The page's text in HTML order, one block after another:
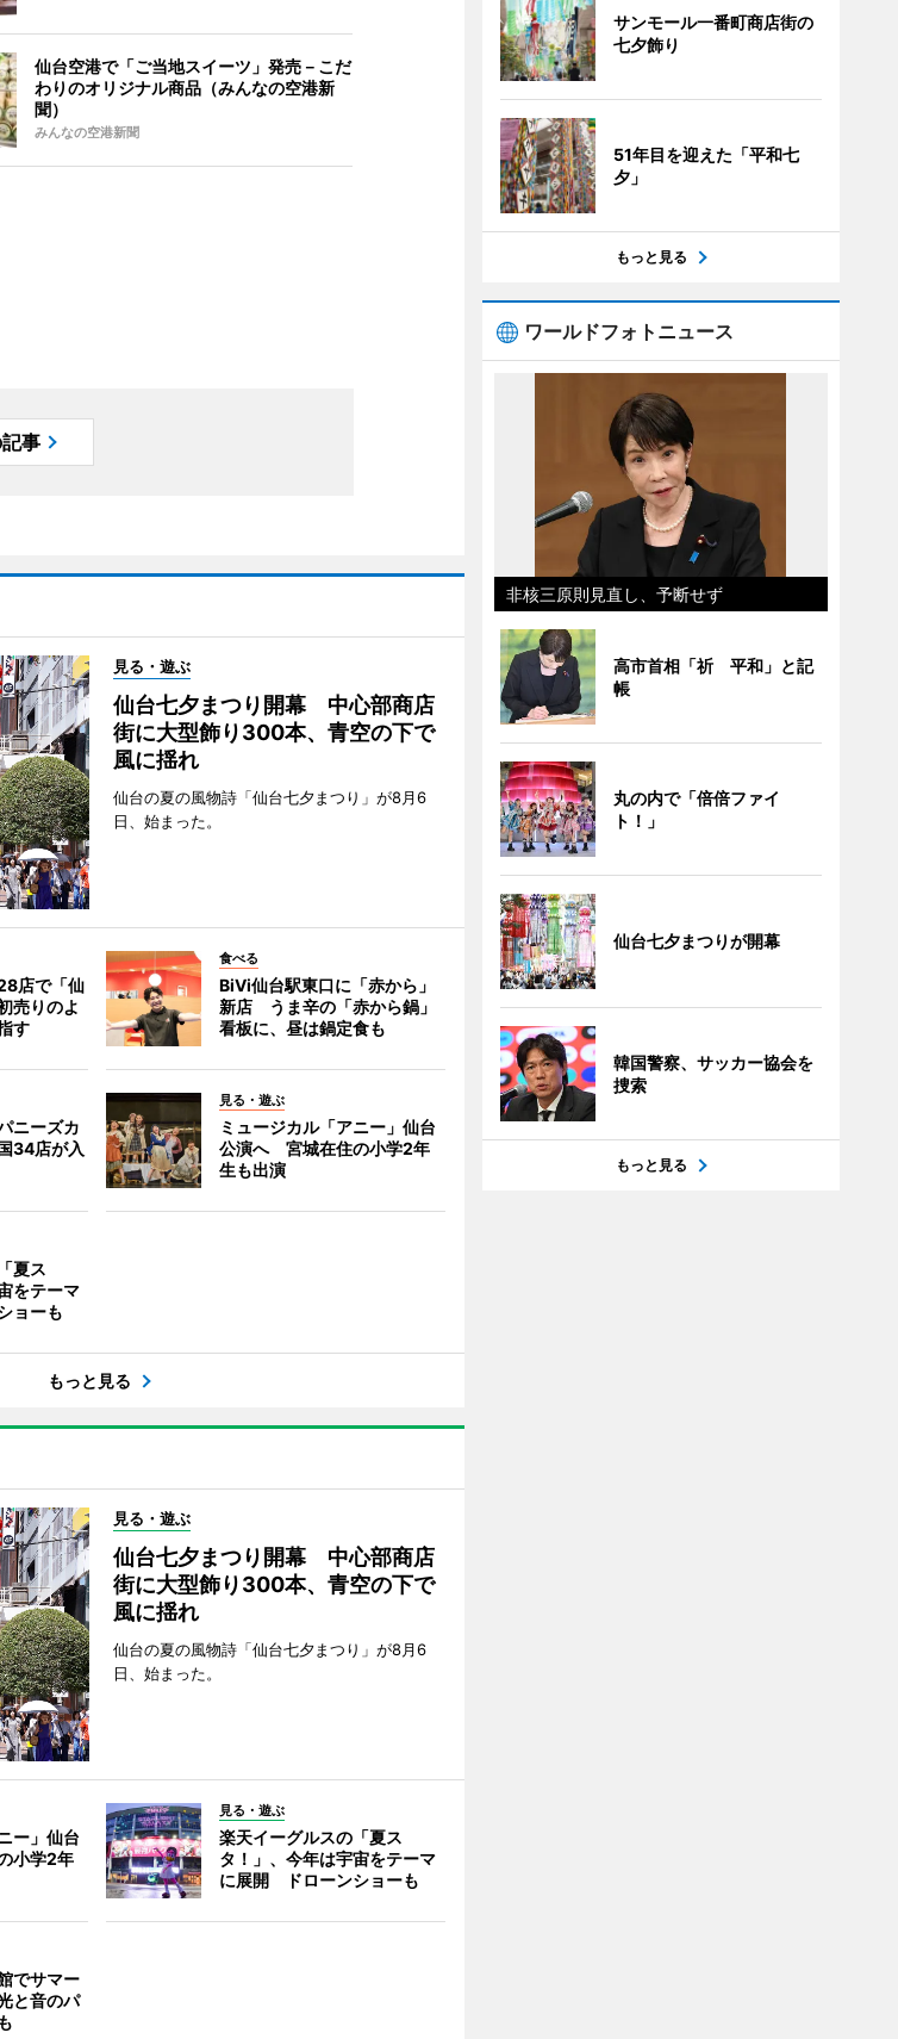
仙台空港で「ご当地スイーツ」発売－こだ
わりのオリジナル商品（みんなの空港新
聞）
みんなの空港新聞
事
見る・遊ぶ
仙台七夕まつり開幕 中心部商店
街に大型飾り300本、青空の下で
風に揺れ
仙台の夏の風物詩「仙台七夕まつり」が8月6
日、始まった。
店で「仙
売りのよ
す
食べる
BiVi仙台駅東口に「赤から」
新店 うま辛の「赤から鍋」
看板に、昼は鍋定食も
ニーズカ
34店が入
見る・遊ぶ
ミュージカル「アニー」仙台
公演へ 宮城在住の小学2年
生も出演
夏ス
をテーマ
ョーも
もっと見る
見る・遊ぶ
仙台七夕まつり開幕 中心部商店
街に大型飾り300本、青空の下で
風に揺れ
仙台の夏の風物詩「仙台七夕まつり」が8月6
日、始まった。
ー」仙台
小学2年
見る・遊ぶ
楽天イーグルスの「夏ス
タ！」、今年は宇宙をテーマ
に展開 ドローンショーも
でサマー
と音のパ
サンモール一番町商店街の
七夕飾り
51年目を迎えた「平和七
夕」
もっと見る
ワールドフォトニュース
非核三原則見直し、予断せず
高市首相「祈 平和」と記
帳
丸の内で「倍倍ファイ
ト！」
仙台七夕まつりが開幕
韓国警察、サッカー協会を
捜索
もっと見る